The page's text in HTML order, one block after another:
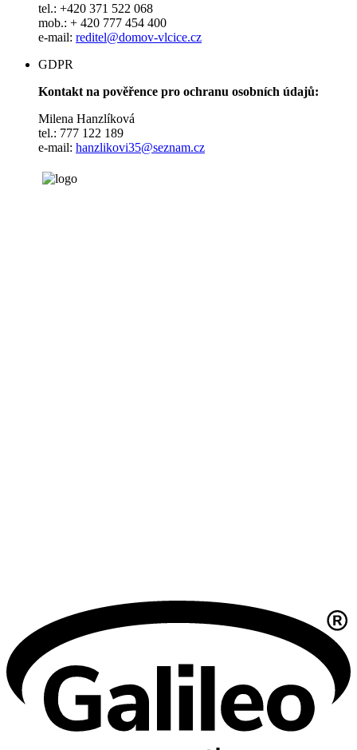
tel.: +420 371 522 068
mob.: + 420 777 454 400
e-mail: reditel@domov-vlcice.cz
GDPR
Kontakt na pověřence pro ochranu osobních údajů:
Milena Hanzlíková
tel.: 777 122 189
e-mail: hanzlikovi35@seznam.cz